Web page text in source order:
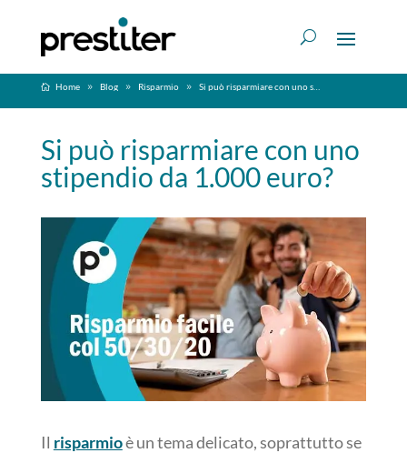
Home Blog Risparmio Si può risparmiare con uno stipendio da 1.000 euro?
Si può risparmiare con uno
stipendio da 1.000 euro?
Il risparmioè un tema delicato, soprattutto se